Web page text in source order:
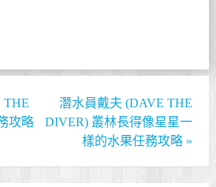
THE
攻略
潛水員戴夫 (DAVE THE
DIVER) 叢林長得像星星一
樣的水果任務攻略 »